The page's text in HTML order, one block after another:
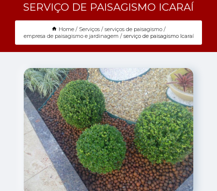
SERVIÇO DE PAISAGISMO ICARAÍ
Home Serviços
serviços de paisagismo
empresa de paisagismo e jardinagem
serviço de paisagismo Icaraí